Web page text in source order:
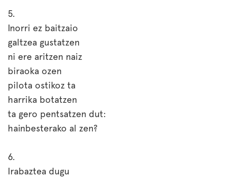
5.
Inorri ez baitzaio
galtzea gustatzen
ni ere aritzen naiz
biraoka ozen
pilota ostikoz ta
harrika botatzen
ta gero pentsatzen dut:
hainbesterako al zen?
6.
Irabaztea dugu